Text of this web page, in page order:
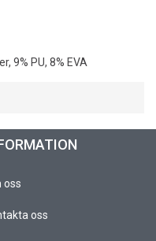
9% PU, 8% EVA
oss
oss